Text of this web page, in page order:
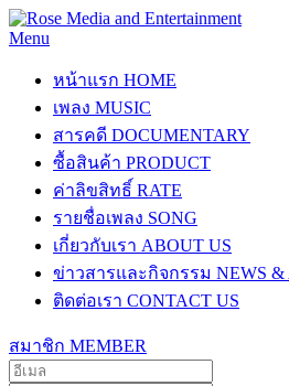
Menu
หน้าแรก HOME
เพลง MUSIC
สารคดี DOCUMENTARY
ซื้อสินค้า PRODUCT
ค่าลิขสิทธิ์ RATE
รายชื่อเพลง SONG
เกี่ยวกับเรา ABOUT US
ข่าวสารและกิจกรรม NEWS
ติดต่อเรา CONTACT US
สมาชิก MEMBER